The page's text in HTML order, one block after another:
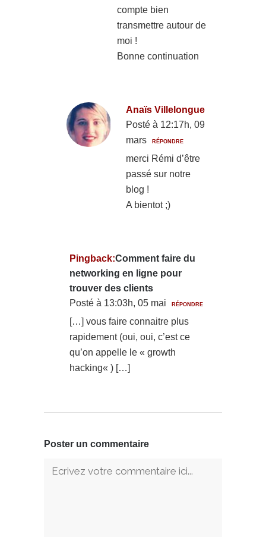
compte bien
transmettre autour de
moi !
Bonne continuation
Anaïs Villelongue
Posté à 12:17h, 09
mars
RÉPONDRE
merci Rémi d’être
passé sur notre
blog !
A bientot ;)
Pingback:Comment faire du
networking en ligne pour
trouver des clients
Posté à 13:03h, 05 mai
RÉPONDRE
[…] vous faire connaitre plus
rapidement (oui, oui, c’est ce
qu’on appelle le « growth
hacking« ) […]
Poster un commentaire